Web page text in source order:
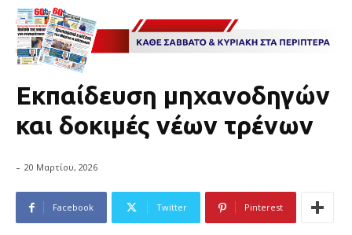
Εκπαίδευση μηχανοδηγών
και δοκιμές νέων τρένων
- 20 Μαρτίου, 2026
Facebook Twitter Pinterest